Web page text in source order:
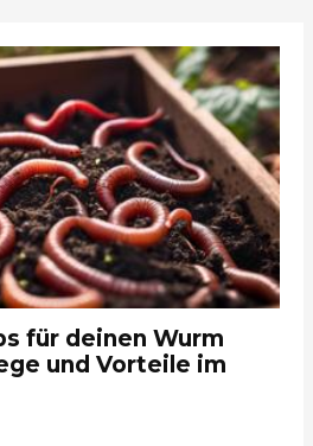
für deinen Wurm
und Vorteile im